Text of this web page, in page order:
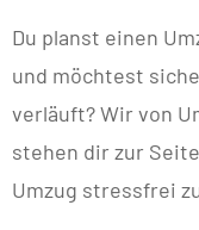
Du planst einen
und möchtest
verläuft? Wir von
stehen dir zur
Umzug stressfrei